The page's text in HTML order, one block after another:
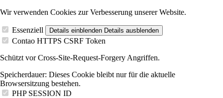
Wir verwenden Cookies zur Verbesserung unserer Website.
Essenziell Details einblenden Details ausblenden
Contao HTTPS CSRF Token
Schützt vor Cross-Site-Request-Forgery Angriffen.
Speicherdauer: Dieses Cookie bleibt nur für die aktuelle
Browsersitzung bestehen.
PHP SESSION ID